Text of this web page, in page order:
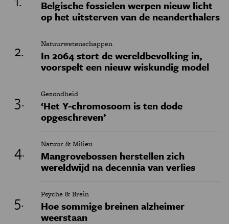
Belgische fossielen werpen nieuw licht
op het uitsterven van de neanderthalers
Natuurwetenschappen
In 2064 stort de wereldbevolking in,
voorspelt een nieuw wiskundig model
Gezondheid
‘Het Y-chromosoom is ten dode
opgeschreven’
Natuur & Milieu
Mangrovebossen herstellen zich
wereldwijd na decennia van verlies
Psyche & Brein
Hoe sommige breinen alzheimer
weerstaan